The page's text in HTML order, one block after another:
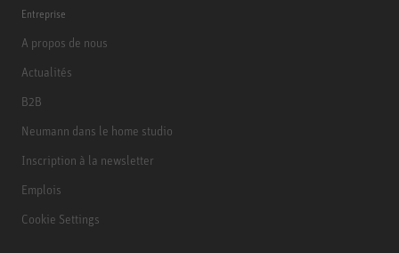
Entreprise
A propos de nous
Actualités
B2B
Neumann dans le home studio
Inscription à la newsletter
Emplois
Cookie Settings